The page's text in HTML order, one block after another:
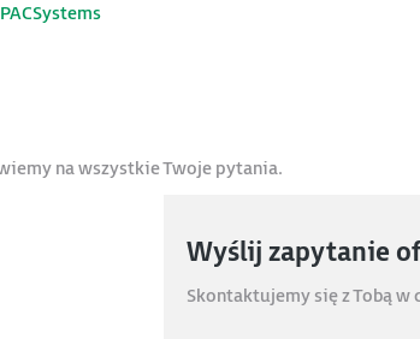
na wszystkie Twoje pytania.
Wyślij zapytanie
Skontaktujemy się z Tobą w